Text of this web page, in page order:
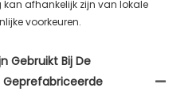
afhankelijk zijn van lokale
voorkeuren.
Gebruikt Bij De